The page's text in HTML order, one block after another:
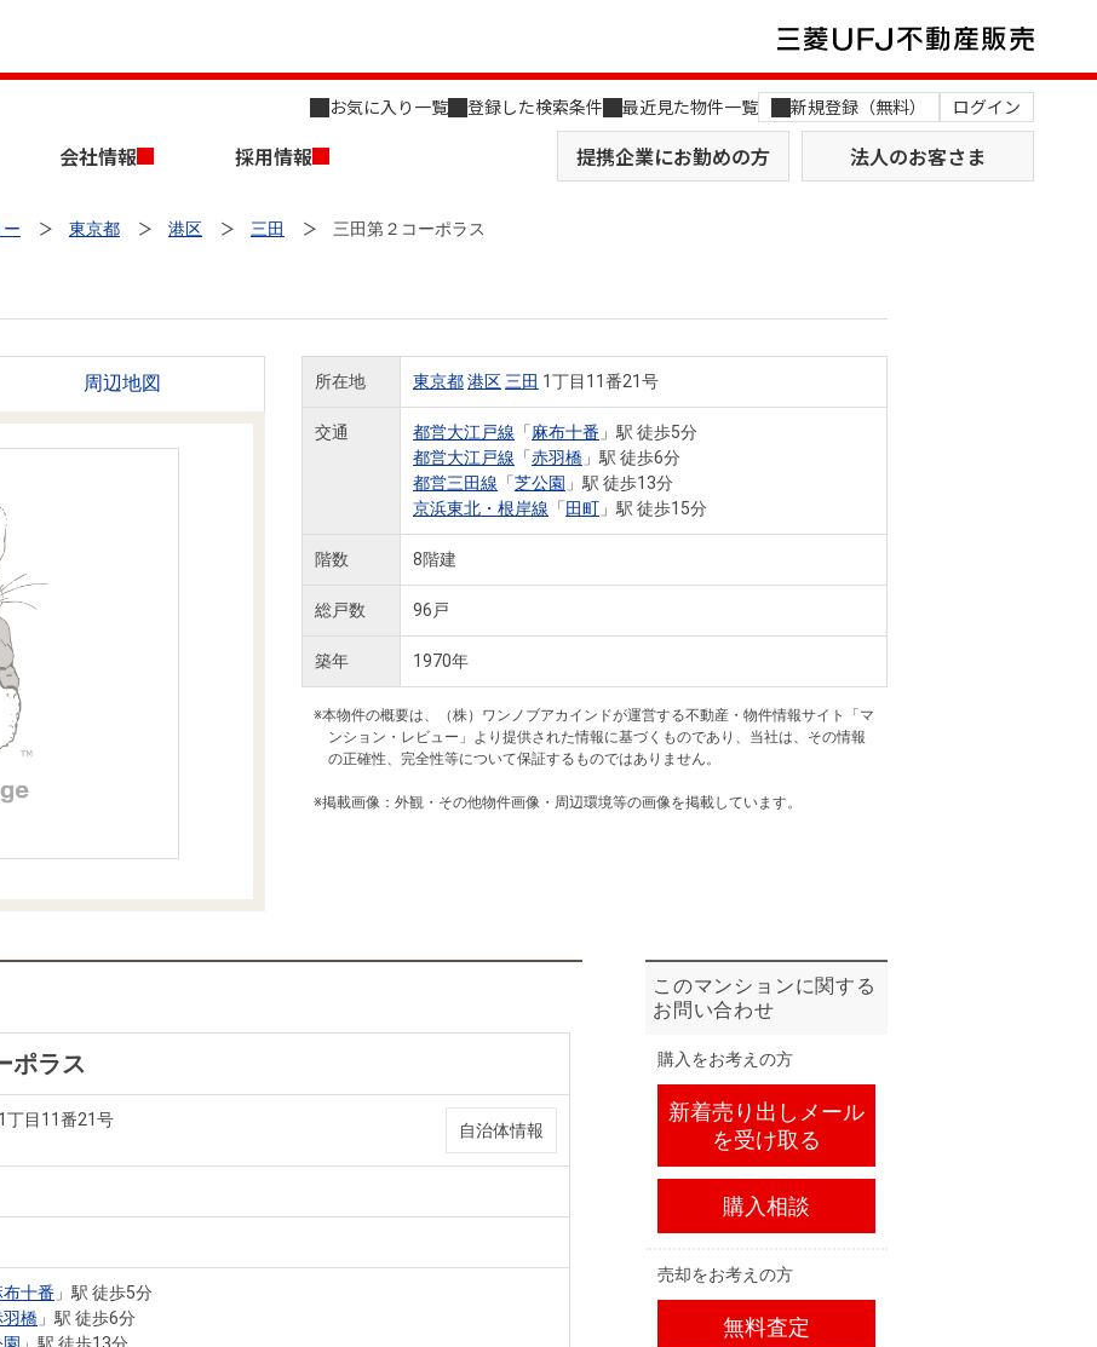
お気に入り一覧 登録した検索条件 最近見た物件一覧 新規登録（無料） ログイン
会社情報 採用情報 提携企業にお勤めの方 法人のお客さま
新築・中古一戸建てを探す 土地を探す
おすすめ物件から探す
住まい1プラス（お役立ちコラム）
AI不動産査定
住まい1プラス（お役立ちコラム）
店舗のご案内（名古屋） 店舗のご案内（関西）
会社概要 MUFG Way
役員一覧
キャリア採用情報
東京都 港区 三田 三田第２コーポラス
周辺地図 所在地 東京都港区 三田 1丁目11番21号
交通 都営大江戸線 「麻布十番 」駅 徒歩5分
都営大江戸線 「赤羽橋 」駅 徒歩6分
都営三田線 「芝公園 」駅 徒歩13分
京浜東北・根岸線 「 田町 」駅 徒歩15分
階数 8階建
総戸数 96戸
築年 1970年
※本物件の概要は、（株）ワンノブアカインドが運営する不動産・物件情報サイト「マ
ンション・レビュー」より提供された情報に基づくものであり、当社は、その情報
の正確性、完全性等について保証するものではありません。
※掲載画像：外観・その他物件画像・周辺環境等の画像を掲載しています。
ポラス
1丁目11番21号
自治体情報
布十番 」駅 徒歩5分
羽橋 」駅 徒歩6分
このマンションに関する
お問い合わせ
購入をお考えの方
新着売り出しメール
を受け取る
購入相談
売却をお考えの方
無料査定